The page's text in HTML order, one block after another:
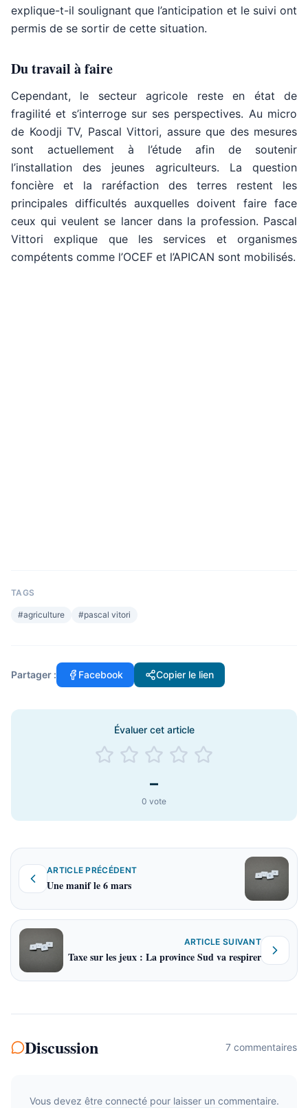
explique-t-il soulignant que l’anticipation et le suivi ont
permis de se sortir de cette situation.
Du travail à faire
Cependant, le secteur agricole reste en état de
fragilité et s’interroge sur ses perspectives. Au micro
de Koodji TV, Pascal Vittori, assure que des mesures
sont actuellement à l’étude afin de soutenir
l’installation des jeunes agriculteurs. La question
foncière et la raréfaction des terres restent les
principales difficultés auxquelles doivent faire face
ceux qui veulent se lancer dans la profession. Pascal
Vittori explique que les services et organismes
compétents comme l’OCEF et l’APICAN sont mobilisés.
TAGS
#agriculture #pascal vitori
Partager : Facebook Copier le lien
Évaluer cet article
–
0 vote
ARTICLE PRÉCÉDENT
Une manif le 6 mars
ARTICLE SUIVANT
Taxe sur les jeux : La province Sud va respirer
Discussion 7 commentaires
Vous devez être connecté pour laisser un commentaire.